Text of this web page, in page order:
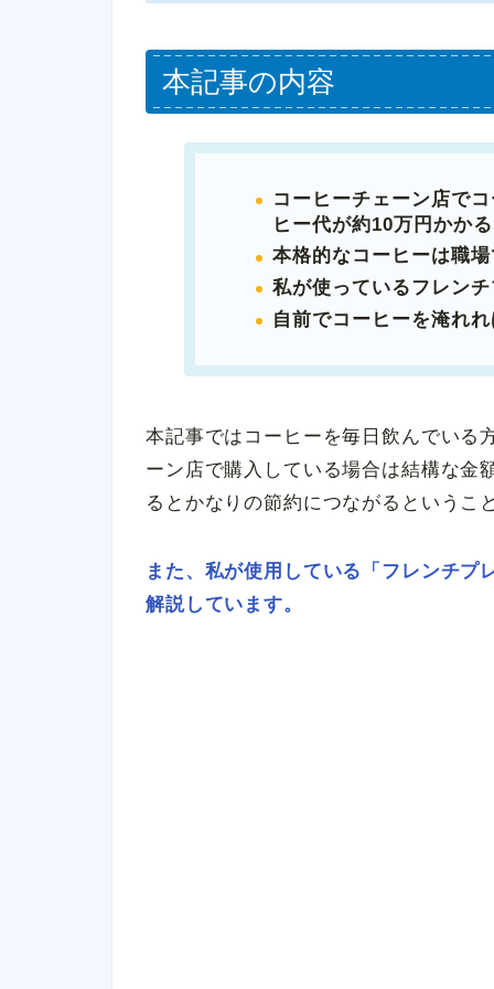
本記事の内容
コーヒーチェーン店で
ヒー代が約10万円かか
本格的なコーヒーは職
私が使っているフレン
自前でコーヒーを淹れ
本記事ではコーヒーを毎日飲んでいる
ーン店で購入している場合は結構な金
るとかなりの節約につながるというこ
また、私が使用している「フレンチプ
解説しています。